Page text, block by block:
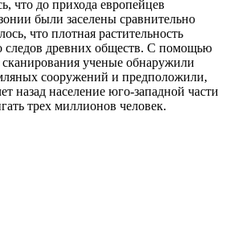
что до прихода европейцев
были заселены сравнительно
что плотная растительность
следов древних обществ. С помощью
сканирования ученые обнаружили
сооружений и предположили,
назад население юго-западной части
трех миллионов человек.